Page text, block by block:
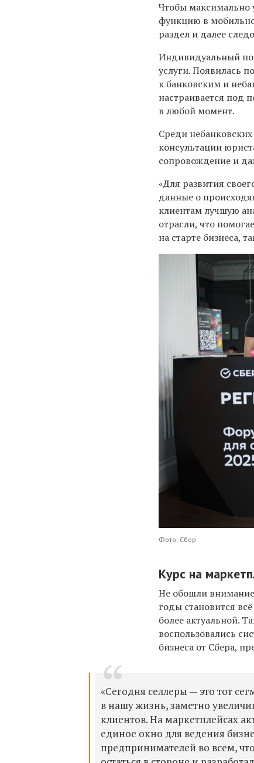
Чтобы максимально
функцию в
раздел и далее
Индивидуальный
услуги. Появилась
к банковским и
настраивается под
в любой момент.
Среди
консультации
сопровождение и
«Для развития
данные о
клиентам лучшую
отрасли, что
на старте бизнеса,
Фото: Сбер
Курс на
Не обошли
годы становится
более актуальной.
воспользовались
бизнеса от Сбера,
«Сегодня селлеры — это тот
в нашу жизнь, заметно
клиентов. На маркетплейсах
единое окно для ведения
предпринимателей во всем,